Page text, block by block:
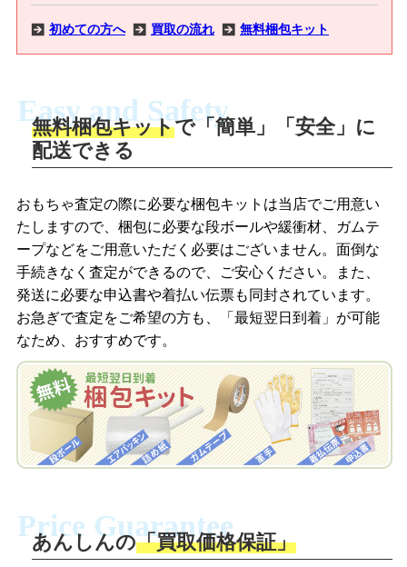
初めての方へ 買取の流れ 無料梱包キット
商品撮影
商品を撮影して、査定フォームから画像
を送信します。
梱包キットをメールで申し込み
査定結果をメールで確認し、梱包キット
を申し込みます。梱包キットは送料無料
でお届けします。
自宅でおもちゃを発送・梱包
梱包キットに同封する発送ガイドの手順
送。当店へ無料で発送いただけます。
入金完了
LINEの友だち追加・査定画像を送信
「ジョニージョイLINE査定」を友だちに
追加し、スマートフォンなどのカメラで
撮影したおもちゃの写真をトーク中に送
信します。
梱包キットをLINEで申し込み
査定結果をLINEで確認し、梱包キットを
申し込みます。梱包キットは送料無料で
お届けします。
自宅でおもちゃを発送・梱包
ださい。お電話にて集荷依頼を行い発
送。当店へ無料で発送いただけます。
Easy and Safety
無料梱包キットで「簡単」「安全」に
配送できる
おもちゃ査定の際に必要な梱包キットは当店でご用意い
たしますので、梱包に必要な段ボールや緩衝材、ガムテ
ープなどをご用意いただく必要はございません。面倒な
手続きなく査定ができるので、ご安心ください。また、
発送に必要な申込書や着払い伝票も同封されています。
お急ぎで査定をご希望の方も、「最短翌日到着」が可能
なため、おすすめです。
Price Guarantee
あんしんの「買取価格保証」